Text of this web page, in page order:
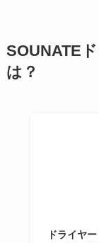
SOUNATE
は？
ドライヤ